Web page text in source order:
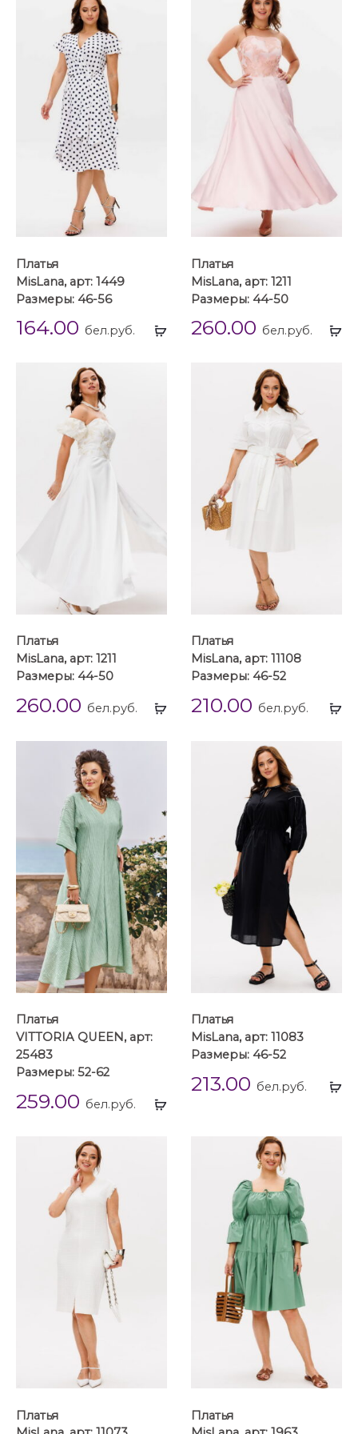
Выбрать
Платья
MisLana, арт: 1449
Размеры: 46-56
164.00 бел.руб.
Платья
MisLana, арт: 1211
Размеры: 44-50
260.00 бел.руб.
Выбрать
Платья
MisLana, арт: 1211
Размеры: 44-50
260.00 бел.руб.
Платья
MisLana, арт: 11108
Размеры: 46-52
210.00 бел.руб.
Выбрать
Платья
VITTORIA QUEEN, арт:
25483
Размеры: 52-62
259.00 бел.руб.
Платья
MisLana, арт: 11083
Размеры: 46-52
213.00 бел.руб.
Платья
Платья